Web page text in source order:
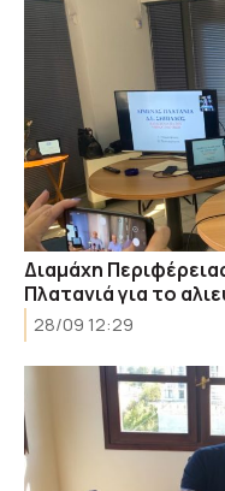
Διαμάχη
Πλατανιά για το
28/09 12:29